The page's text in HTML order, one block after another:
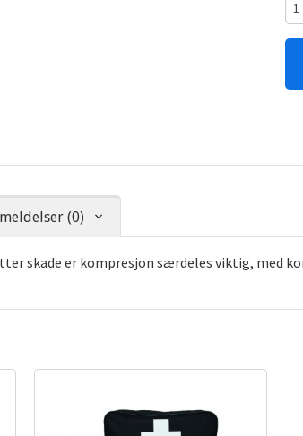
(0)
skade er kompresjon særdeles viktig, med